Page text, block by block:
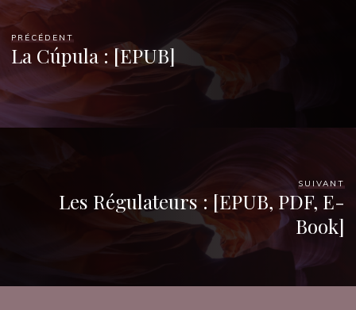
F
)
SEPTEMBRE
2025
Chloé
PRÉCÉDENT
La Cúpula : [EPUB]
SUIVANT
Les Régulateurs : [EPUB, PDF, E-
Book]